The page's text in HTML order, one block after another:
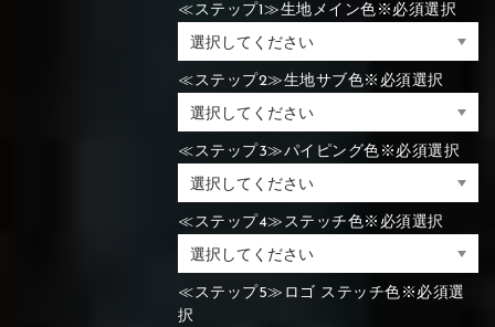
⑭Caramel ⑮Wine red
⑭Pink ⑮Rose pink
⑰Silver ⑱Green
⑭Pink ⑮Rose pink
⑰Silver ⑱Green
≪ステップ1≫生地メイン色※必須選択
≪ステップ2≫生地サブ色※必須選択
≪ステップ3≫パイピング色※必須選択
≪ステップ4≫ステッチ色※必須選択
≪ステップ5≫ロゴ ステッチ色※必須選
択